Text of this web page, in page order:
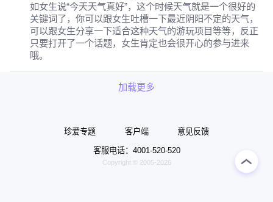
如女生说“今天天气真好”，这个时候天气就是一个很好的
关键词了，你可以跟女生吐槽一下最近阴阳不定的天气，
可以跟女生分享一下适合这种天气的游玩项目等等，反正
只要打开了一个话题，女生肯定也会很开心的参与进来
哦。
加载更多
珍爱专题 客户端 意见反馈
客服电话：4001-520-520
Copyright © 2005-2026